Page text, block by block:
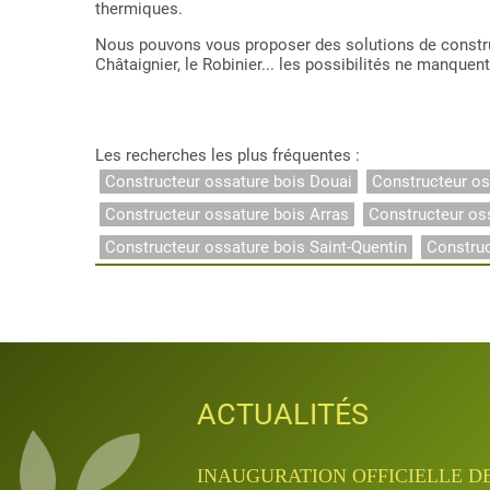
thermiques.
Nous pouvons vous proposer des solutions de
Châtaignier, le Robinier... les possibilités ne
Les recherches les plus fréquentes :
Constructeur ossature bois Douai
Constructeur
Constructeur ossature bois Arras
Constructeur
Constructeur ossature bois Saint-Quentin
ACTUALITÉS
INAUGURATION QUANTA
ACTUALITÉS
INAUGURATION OFFICIELLE
ACTUALITÉS
JOURNÉES PORTES OUVERTES
ACTUALITÉS
APPRENTISSAGE &
ACTUALITÉS
APPRENTISSAGE &